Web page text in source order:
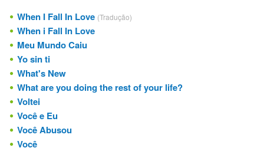
When I Fall In Love (Tradução)
When i Fall In Love
Meu Mundo Caiu
Yo sin ti
What's New
What are you doing the rest of your life?
Voltei
Você e Eu
Você Abusou
Você